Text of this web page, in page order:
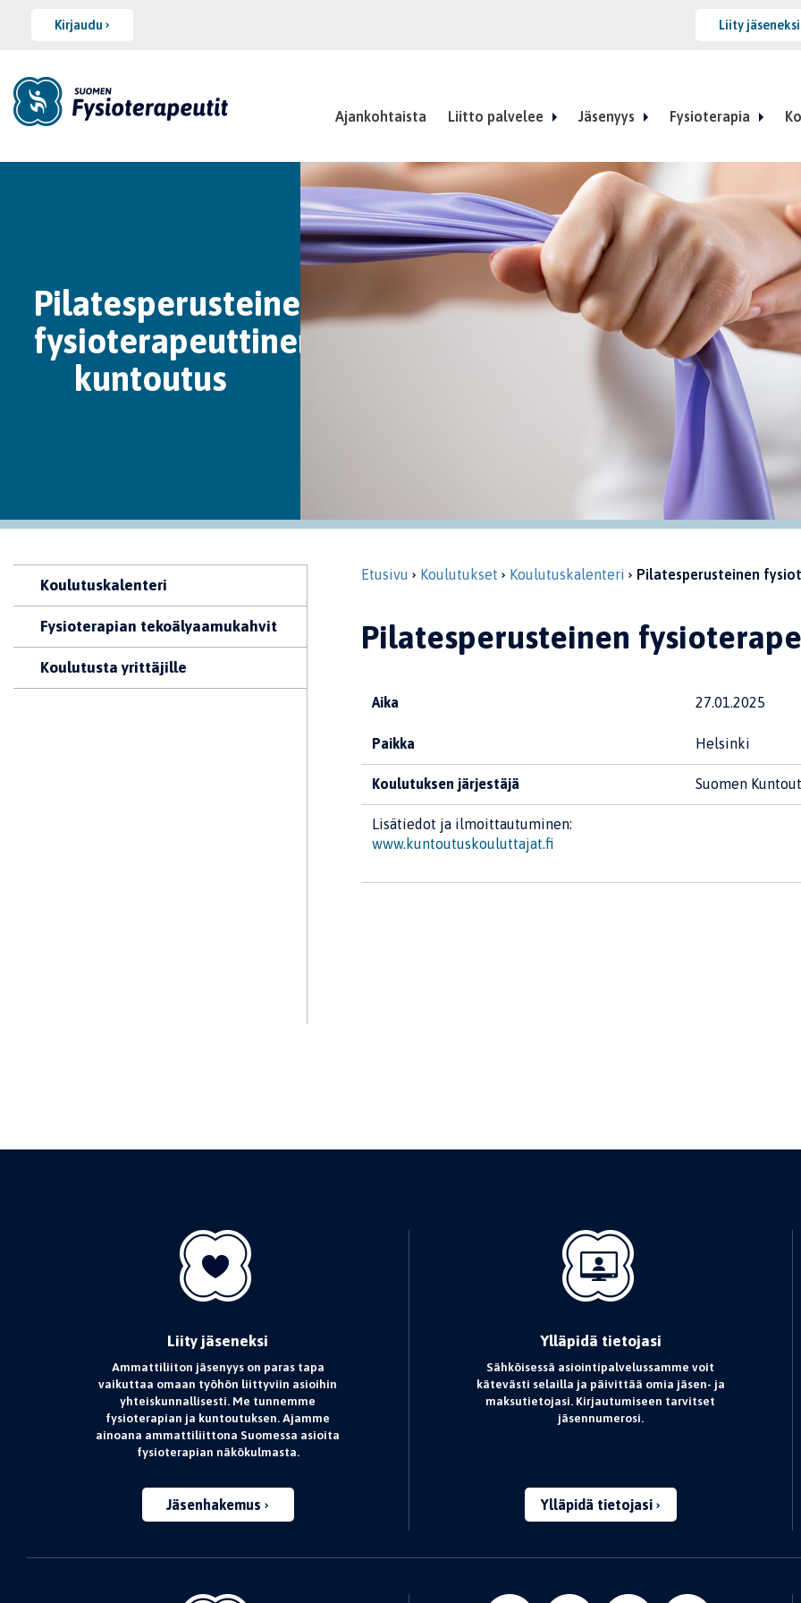
Kirjaudu Liity jäseneksi
Ajankohtaista Liitto palvelee Jäsenyys Fysioterapia
Pilatesperusteinen
fysioterapeuttinen
kuntoutus
Koulutuskalenteri
Fysioterapian tekoälyaamukahvit
Koulutusta yrittäjille
Etusivu Koulutukset Koulutuskalenteri Pilatesperusteinen
Pilatesperusteinen
Aika 27.01.2025
Paikka Helsinki
Koulutuksen järjestäjä Suomen
Lisätiedot ja ilmoittautuminen:
www.kuntoutuskouluttajat.fi
Liity jäseneksi
Ammattiliiton jäsenyys on paras tapa
vaikuttaa omaan työhön liittyviin asioihin
yhteiskunnallisesti. Me tunnemme
fysioterapian ja kuntoutuksen. Ajamme
ainoana ammattiliittona Suomessa asioita
fysioterapian näkökulmasta.
Jäsenhakemus
Ylläpidä tietojasi
Sähköisessä asiointipalvelussamme voit
kätevästi selailla ja päivittää omia jäsen- ja
maksutietojasi. Kirjautumiseen tarvitset
jäsennumerosi.
Ylläpidä tietojasi